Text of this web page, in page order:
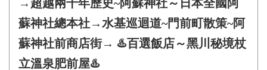
→超越兩千年歷史~阿蘇神社～日本全國阿
蘇神社總本社→水基巡迴道~門前町散策~阿
蘇神社前商店街→ ♨️百選飯店～黑川秘境杖
立溫泉肥前屋♨️